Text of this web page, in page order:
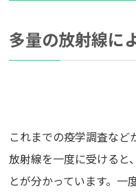
多量の放射線に
これまでの疫学調査な
放射線を一度に受けると
とが分かっています。一